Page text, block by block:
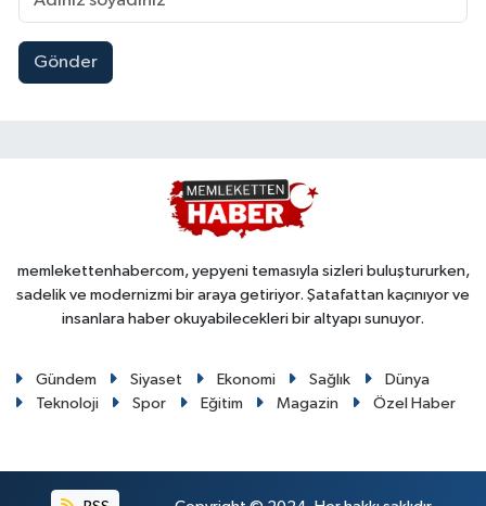
Gönder
memlekettenhabercom, yepyeni temasıyla sizleri buluştururken,
sadelik ve modernizmi bir araya getiriyor. Şatafattan kaçınıyor ve
insanlara haber okuyabilecekleri bir altyapı sunuyor.
Gündem Siyaset Ekonomi Sağlık
Dünya
Teknoloji
Spor Eğitim Magazin Özel Haber